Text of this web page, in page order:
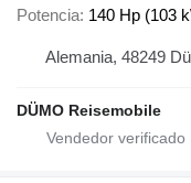
Potencia 140 Hp (103
DÜMO Reisemobile